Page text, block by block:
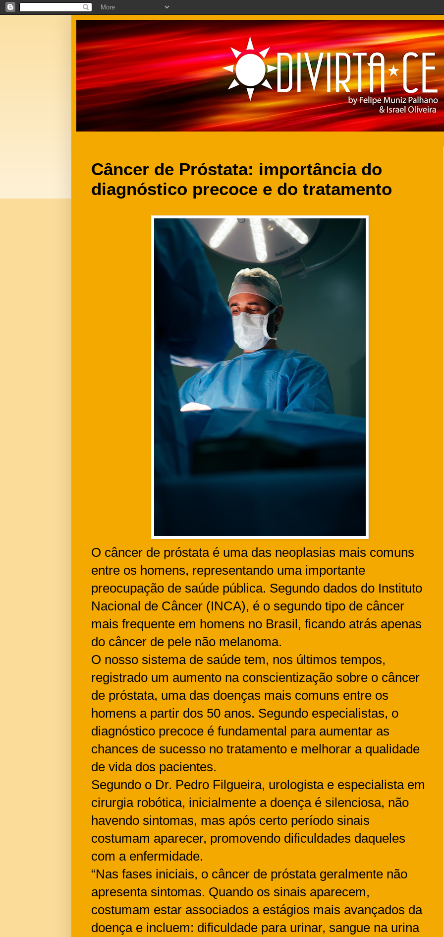
Câncer de Próstata: importância do
diagnóstico precoce e do tratamento
O câncer de próstata é uma das neoplasias mais comuns
entre os homens, representando uma importante
preocupação de saúde pública. Segundo dados do Instituto
Nacional de Câncer (INCA), é o segundo tipo de câncer
mais frequente em homens no Brasil, ficando atrás apenas
do câncer de pele não melanoma.
O nosso sistema de saúde tem, nos últimos tempos,
registrado um aumento na conscientização sobre o câncer
de próstata, uma das doenças mais comuns entre os
homens a partir dos 50 anos. Segundo especialistas, o
diagnóstico precoce é fundamental para aumentar as
chances de sucesso no tratamento e melhorar a qualidade
de vida dos pacientes.
Segundo o Dr. Pedro Filgueira, urologista e especialista em
cirurgia robótica, inicialmente a doença é silenciosa, não
havendo sintomas, mas após certo período sinais
costumam aparecer, promovendo dificuldades daqueles
com a enfermidade.
“Nas fases iniciais, o câncer de próstata geralmente não
apresenta sintomas. Quando os sinais aparecem,
costumam estar associados a estágios mais avançados da
doença e incluem: dificuldade para urinar, sangue na urina